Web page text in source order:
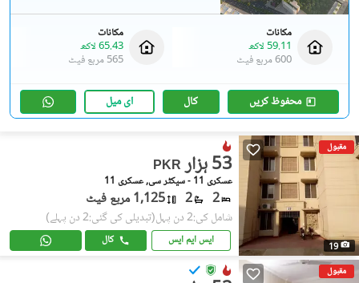
مکانات
59.11 لاکھ
600 مربع فیٹ
مکانات
65.43 لاکھ
565 مربع فیٹ
محفوظ کریں کال ای میل
مقبول
19
PKR 53 ہزار
عسکری 11 - سیکٹر سی, عسکری 11
2
2 1,125 مربع فیٹ
شامل کی:2 دن پہل (تبدیلی کی گئی:2 دن پہلے)
ایس ایم ایس کال
مقبول